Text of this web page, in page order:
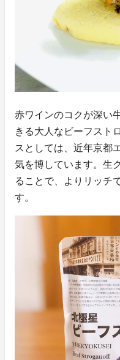
赤ワインのコクが深い
きる大人なビーフスト
スとしては、近年京都
気を博しています。生
ることで、よりリッチ
す。